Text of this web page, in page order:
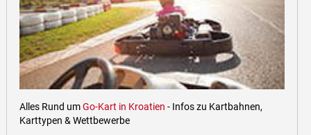
Alles Rund umGo-Kart in Kroatien - Infos zu Kartbahnen,
Karttypen & Wettbewerbe